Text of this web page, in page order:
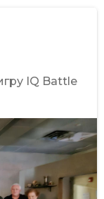
IQ Battle